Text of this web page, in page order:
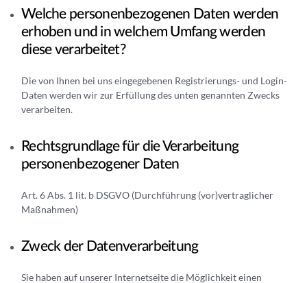
Welche personenbezogenen Daten werden
erhoben und in welchem Umfang werden
diese verarbeitet?
Die von Ihnen bei uns eingegebenen Registrierungs- und Login-
Daten werden wir zur Erfüllung des unten genannten Zwecks
verarbeiten.
Rechtsgrundlage für die Verarbeitung
personenbezogener Daten
Art. 6 Abs. 1 lit. b DSGVO (Durchführung (vor)vertraglicher
Maßnahmen)
Zweck der Datenverarbeitung
Sie haben auf unserer Internetseite die Möglichkeit einen